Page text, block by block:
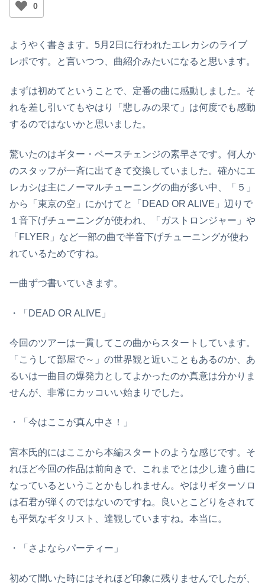
0
ようやく書きます。5月2日に行われたエレカシのライブ
レポです。と言いつつ、曲紹介みたいになると思います。
まずは初めてということで、定番の曲に感動しました。そ
れを差し引いてもやはり「悲しみの果て」は何度でも感動
するのではないかと思いました。
驚いたのはギター・ベースチェンジの素早さです。何人か
のスタッフが一斉に出てきて交換していました。確かにエ
レカシは主にノーマルチューニングの曲が多い中、「５」
から「東京の空」にかけてと「DEAD OR ALIVE」辺りで
１音下げチューニングが使われ、「ガストロンジャー」や
「FLYER」など一部の曲で半音下げチューニングが使わ
れているためですね。
一曲ずつ書いていきます。
・「DEAD OR ALIVE」
今回のツアーは一貫してこの曲からスタートしています。
「こうして部屋で～」の世界観と近いこともあるのか、あ
るいは一曲目の爆発力としてよかったのか真意は分かりま
せんが、非常にカッコいい始まりでした。
・「今はここが真ん中さ！」
宮本氏的にはここから本編スタートのような感じです。そ
れほど今回の作品は前向きで、これまでとは少し違う曲に
なっているということかもしれません。やはりギターソロ
は石君が弾くのではないのですね。良いとこどりをされて
も平気なギタリスト、達観していますね。本当に。
・「さよならパーティー」
初めて聞いた時にはそれほど印象に残りませんでしたが、